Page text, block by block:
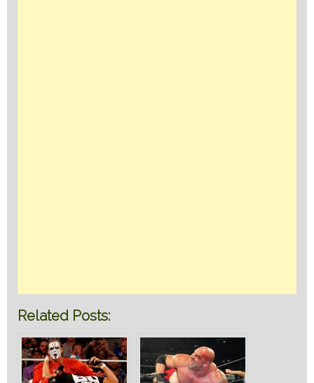
Related Posts: